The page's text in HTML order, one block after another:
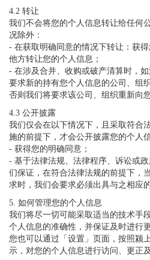
4.2 转让
我们不会将您的个人信息转让给任何
况除外：
- 在获取明确同意的情况下转让：获
他方转让您的个人信息；
- 在涉及合并、收购或破产清算时，
要求新的持有您个人信息的公司、组
否则我们将要求该公司、组织重新向
4.3 公开披露
我们仅会在以下情况下，且采取符合
施的前提下，才会公开披露您的个人
- 获得您的明确同意；
- 基于法律法规、法律程序、诉讼或
们保证，在符合法律法规的前提下，
求时，我们会要求必须出具与之相应
5. 如何管理您的个人信息
我们将尽一切可能采取适当的技术手
个人信息的准确性，并保证及时进行
您也可以通过「设置」页面，按照颍
示，对您的个人信息进行访问、更正